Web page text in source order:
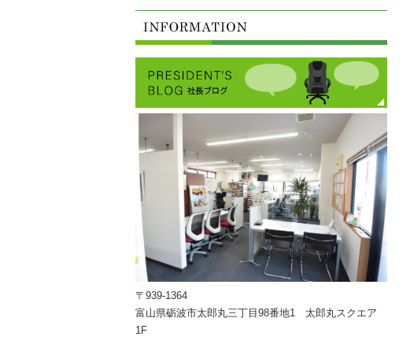
〒939-1364
富山県砺波市太郎丸三丁目98番地1 太郎丸スクエア
1F